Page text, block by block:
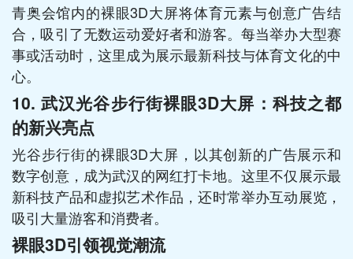
青奥会馆内的裸眼3D大屏将体育元素与创意广告结
合，吸引了无数运动爱好者和游客。每当举办大型赛
事或活动时，这里成为展示最新科技与体育文化的中
心。
10.武汉光谷步行街裸眼3D大屏：科技之都
的新兴亮点
光谷步行街的裸眼3D大屏，以其创新的广告展示和
数字创意，成为武汉的网红打卡地。这里不仅展示最
新科技产品和虚拟艺术作品，还时常举办互动展览，
吸引大量游客和消费者。
裸眼3D引领视觉潮流